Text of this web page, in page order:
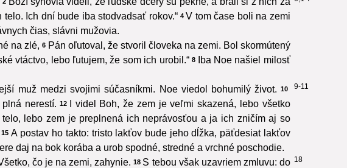
Ich dní bude iba stodvadsať rokov.“ 4 V tom čase boli na zemi
čias, slávni mužovia.
na zlé, 6 Pán oľutoval, že stvoril človeka na zemi. Bol skormútený
vtáctvo, lebo ľutujem, že som ich urobil.“ 8
Iba Noe našiel milosť
9-11
muž medzi svojimi súčasníkmi. Noe viedol bohumilý život. 10
nerestí. 12
I videl Boh, že zem je veľmi skazená, lebo všetko
lebo zem je preplnená ich neprávosťou a ja ich zničím aj so
15 A postav ho takto: tristo lakťov bude jeho dĺžka, päťdesiat lakťov
daj na bok korába a urob spodné, stredné a vrchné poschodie.
čo je na zemi, zahynie. 18 18
S tebou však uzavriem zmluvu: do